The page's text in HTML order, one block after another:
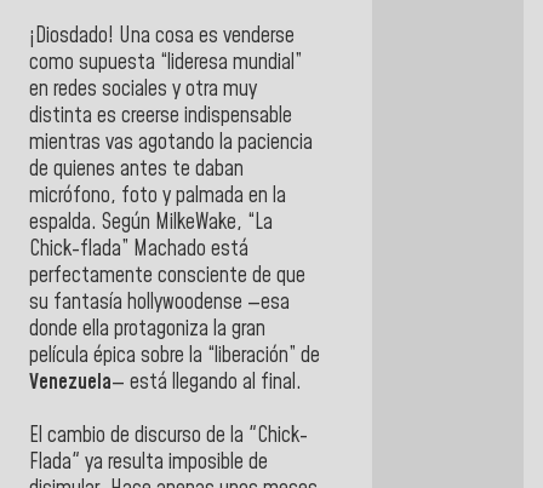
¡Diosdado! Una cosa es venderse
como supuesta “lideresa mundial”
en redes sociales y otra muy
distinta es creerse indispensable
mientras vas agotando la paciencia
de quienes antes te daban
micrófono, foto y palmada en la
espalda. Según MilkeWake, “La
Chick-flada” Machado está
perfectamente consciente de que
su fantasía hollywoodense —esa
donde ella protagoniza la gran
película épica sobre la “liberación” de
Venezuela— está llegando al final.
El cambio de discurso de la "Chick-
Flada" ya resulta imposible de